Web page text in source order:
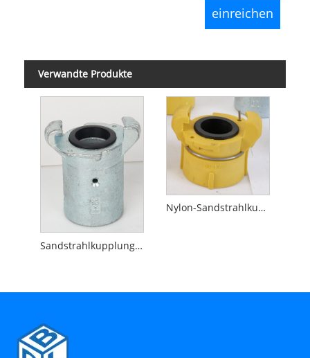
Verwandte Produkte
Sandstrahlkupplung aus Aluminium
Nylon-Sandstrahlkupplung